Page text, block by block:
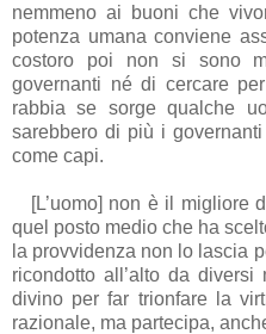
nemmeno ai buoni che
potenza umana conviene
costoro poi non si sono
governanti né di cercare
rabbia se sorge qualche
sarebbero di più i
come capi.
[L’uomo] non è il migliore
quel posto medio che ha
la provvidenza non lo lascia
ricondotto all’alto da
divino per far trionfare la
razionale, ma partecipa,